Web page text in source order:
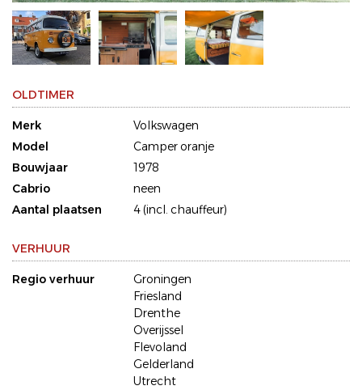
OLDTIMER
Merk
Volkswagen
Model
Camper oranje
Bouwjaar
1978
Cabrio
neen
Aantal plaatsen
4 (incl. chauffeur)
VERHUUR
Regio verhuur
Groningen
Friesland
Drenthe
Overijssel
Flevoland
Gelderland
Utrecht